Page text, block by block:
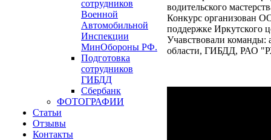
сотрудников
Военной
Автомобильной
Инспекции
МинОбороны РФ.
Подготовка
сотрудников
ГИБДД
Сбербанк
ФОТОГРАФИИ
Статьи
Отзывы
Контакты
водительского
Конкурс организован
поддержке Иркутского
Учавствовали команды:
области, ГИБДД, РАО